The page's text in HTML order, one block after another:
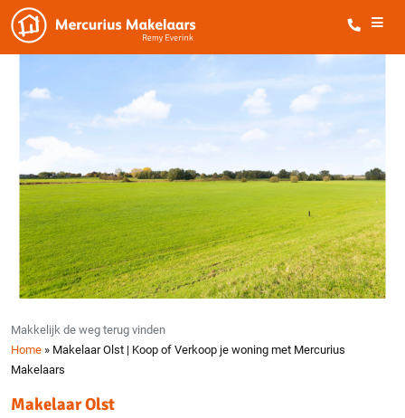
Makkelijk de weg terug vinden
Home » Makelaar Olst | Koop of Verkoop je woning met Mercurius
Makelaars
Makelaar Olst